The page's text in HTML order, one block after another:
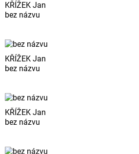
KŘÍŽEK Jan
bez názvu
KŘÍŽEK Jan
bez názvu
KŘÍŽEK Jan
bez názvu